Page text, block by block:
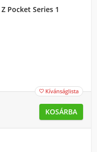
Pocket Series 1
 Kívánságlista
KOSÁRBA